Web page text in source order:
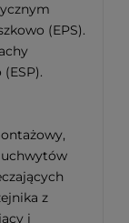
(EPS).
uchwytów
z
i